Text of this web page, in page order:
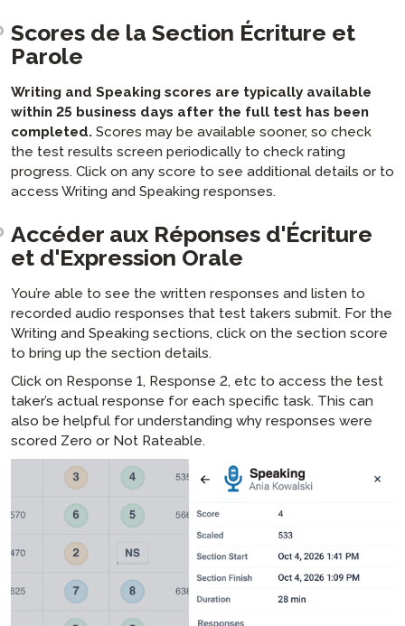
Scores de la Section Écriture et
Parole
Writing and Speaking scores are typically available
within 25 business days after the full test has been
completed. Scores may be available sooner, so check
the test results screen periodically to check rating
progress. Click on any score to see additional details or to
access Writing and Speaking responses.
Accéder aux Réponses d'Écriture
et d'Expression Orale
You’re able to see the written responses and listen to
recorded audio responses that test takers submit. For the
Writing and Speaking sections, click on the section score
to bring up the section details.
Click on Response 1, Response 2, etc to access the test
taker’s actual response for each specific task. This can
also be helpful for understanding why responses were
scored Zero or Not Rateable.